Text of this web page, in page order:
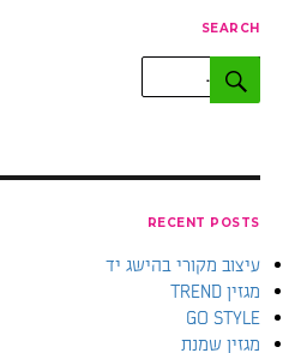
SEARCH
חפש:
RECENT POSTS
עיצוב מקורי בהישג יד
מגזין TREND
GO STYLE
מגזין שמנת